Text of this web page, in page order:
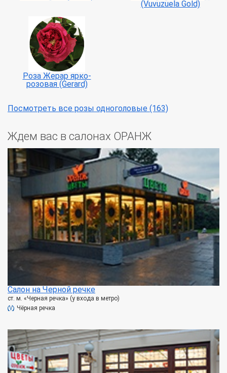
(Vuvuzuela Gold)
Роза Жерар ярко-
розовая (Gerard)
Посмотреть все розы одноголовые (163)
Ждем вас в салонах ОРАНЖ
Салон на Черной речке
ст. м. «Черная речка» (у входа в метро)
Чёрная речка